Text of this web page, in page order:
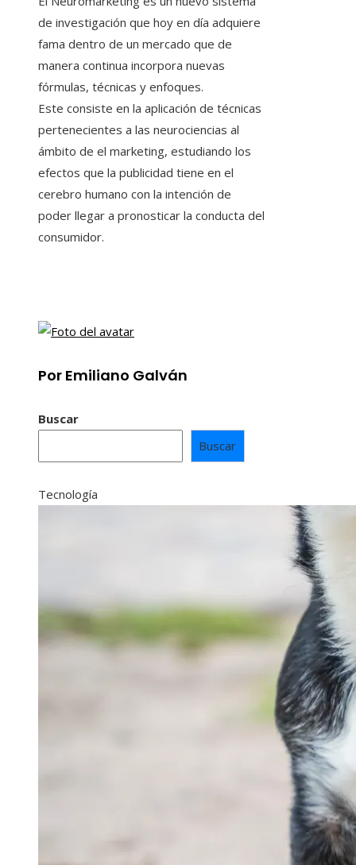
de investigación que hoy en día adquiere
fama dentro de un mercado que de
manera continua incorpora nuevas
fórmulas, técnicas y enfoques.
Este consiste en la aplicación de técnicas
pertenecientes a las neurociencias al
ámbito de el marketing, estudiando los
efectos que la publicidad tiene en el
cerebro humano con la intención de
poder llegar a pronosticar la conducta del
consumidor.
Por Emiliano Galván
Buscar
Buscar
Tecnología